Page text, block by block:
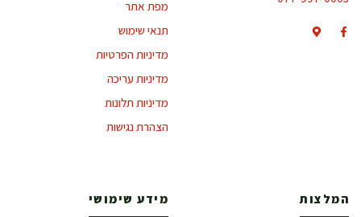
מפת אתר
תנאי שימוש
מדיניות הפרטיות
מדיניות עריכה
מדיניות תלונות
הצהרת נגישות
המלצות מידע שימושי